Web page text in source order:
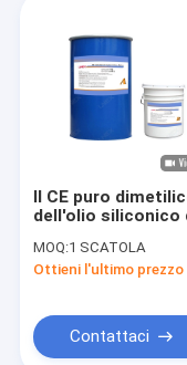
Il CE puro
dell'olio siliconico
MOQ:1 SCATOLA
Ottieni l'ultimo prezzo
Contattaci